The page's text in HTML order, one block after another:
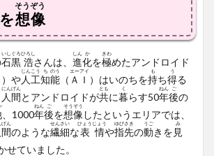
を想
そう
像
ぞう
石
いし
黒
ぐろ
浩
ひろし
さんは、 進
しん
化
か
を極
きわ
めたアンドロイド
や人
じん
工
こう
知
ち
能
のう
（ ＡＩ
エーアイ
）はいのちを持
も
ち得
う
る
人
にん
間
げん
とアンドロイドが共
とも
に暮
く
らす50年
ねん
後
ご
の
、1000年
ねん
後
ご
を想
そう
像
ぞう
したというエリアでは、
間
げん
のような繊
せん
細
さい
な表
ひょう
情
じょう
や指
ゆび
先
さき
の動
うご
きを 見
み
せていました。